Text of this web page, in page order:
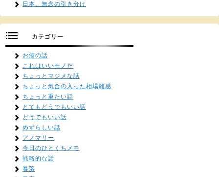
日本、無念の引き分け
カテゴリー
お酒の話
これはいいモノだ
ちょっとマジメな話
ちょっと気合の入った相場雑感
ちょっと重たい話
とてもどうでもいい話
どうでもいい話
めずらしい話
アノマリー
今日のひとくちメモ
戦略的な話
暴落